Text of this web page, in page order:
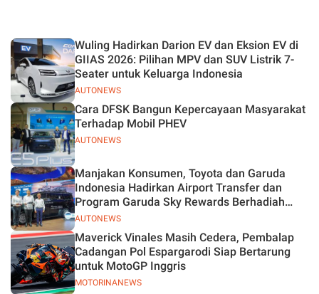
AUTONEWS
Wuling Hadirkan Darion EV dan Eksion EV di
GIIAS 2026: Pilihan MPV dan SUV Listrik 7-
Seater untuk Keluarga Indonesia
AUTONEWS
Cara DFSK Bangun Kepercayaan Masyarakat
Terhadap Mobil PHEV
AUTONEWS
Manjakan Konsumen, Toyota dan Garuda
Indonesia Hadirkan Airport Transfer dan
Program Garuda Sky Rewards Berhadiah
Hybrid EV
MOTORINANEWS
Maverick Vinales Masih Cedera, Pembalap
Cadangan Pol Espargarodi Siap Bertarung
untuk MotoGP Inggris